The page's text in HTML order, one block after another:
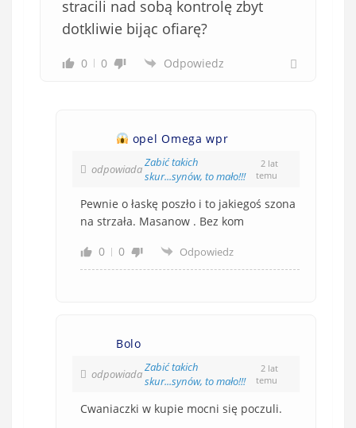
stracili nad sobą kontrolę zbyt
dotkliwie bijąc ofiarę?
0 0 Odpowiedz
opel Omega wpr
odpowiadaZabić takich
skur...synów, to mało!!!
2 lat
temu
Pewnie o łaskę poszło i to jakiegoś szona
na strzała. Masanow . Bez kom
0
0 Odpowiedz
Bolo
odpowiadaZabić takich
skur...synów, to mało!!!
2 lat
temu
Cwaniaczki w kupie mocni się poczuli.